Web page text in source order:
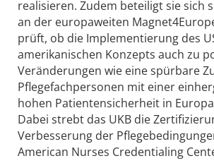
realisieren. Zudem beteiligt sie sich
an der europaweiten
prüft, ob die Implementierung des
amerikanischen Konzepts auch zu
Veränderungen wie eine spürbare
Pflegefachpersonen mit einer
hohen Patientensicherheit in
Dabei strebt das UKB die
Verbesserung der
American Nurses Credentialing